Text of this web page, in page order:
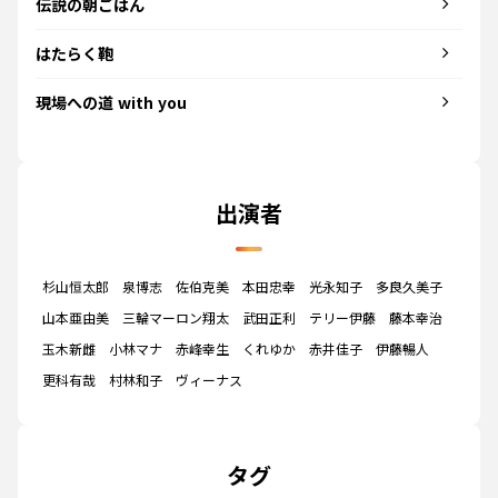
はたらく鞄
現場への道 with you
出演者
杉山恒太郎 泉博志 佐伯克美 本田忠幸 光永知子
多良久美子
山本亜由美
三輪マーロン翔太 武田正利 テリー伊藤
藤本幸治
玉木新雌
小林マナ 赤峰幸生 くれゆか 赤井佳子
伊藤暢人
更科有哉
村林和子 ヴィーナス
タグ